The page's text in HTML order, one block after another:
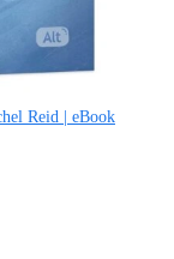
Reid | eBook